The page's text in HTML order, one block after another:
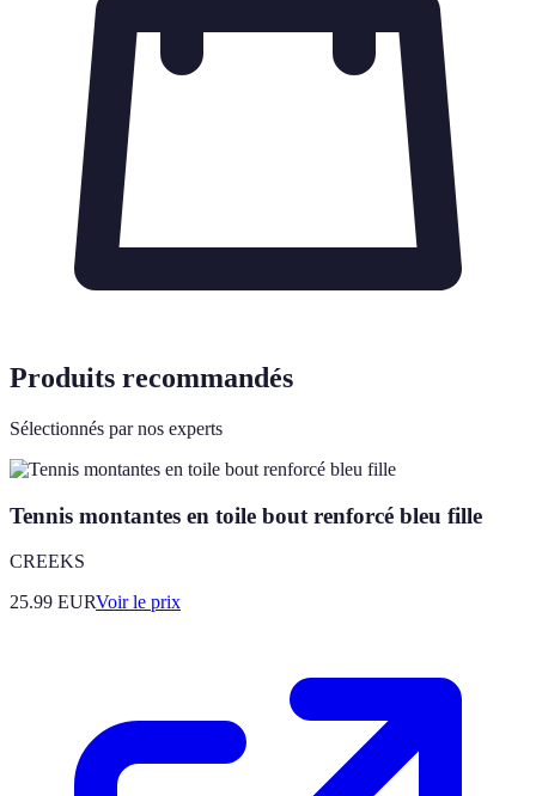
Produits recommandés
Sélectionnés par nos experts
Tennis montantes en toile bout renforcé bleu fille
CREEKS
25.99 EURVoir le prix